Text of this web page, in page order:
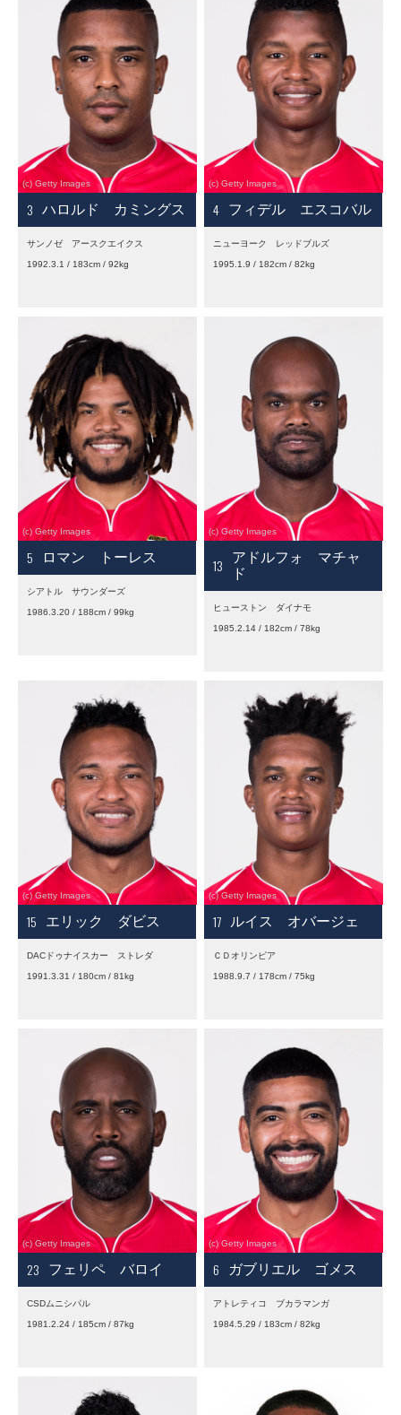
3 ハロルド カミングス
サンノゼ アースクエイクス
1992.3.1 / 183cm / 92kg
4 フィデル エスコバル
ニューヨーク レッドブルズ
1995.1.9 / 182cm / 82kg
5 ロマン トーレス
シアトル サウンダーズ
1986.3.20 / 188cm / 99kg
13
アドルフォ マチャ
ド
ヒューストン ダイナモ
1985.2.14 / 182cm / 78kg
15 エリック ダビス
DACドゥナイスカー ストレダ
1991.3.31 / 180cm / 81kg
17 ルイス オバージェ
ＣＤオリンピア
1988.9.7 / 178cm / 75kg
23 フェリペ バロイ
CSDムニシパル
1981.2.24 / 185cm / 87kg
6 ガブリエル ゴメス
アトレティコ ブカラマンガ
1984.5.29 / 183cm / 82kg